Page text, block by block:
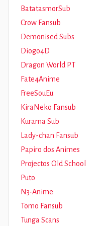
BatatasmorSub
Crow Fansub
Demonised Subs
Diogo4D
Dragon World PT
Fate4Anime
FreeSouEu
KiraNeko Fansub
Kurama Sub
Lady-chan Fansub
Papiro dos Animes
Projectos Old School
Puto
N3-Anime
Tomo Fansub
Tunga Scans